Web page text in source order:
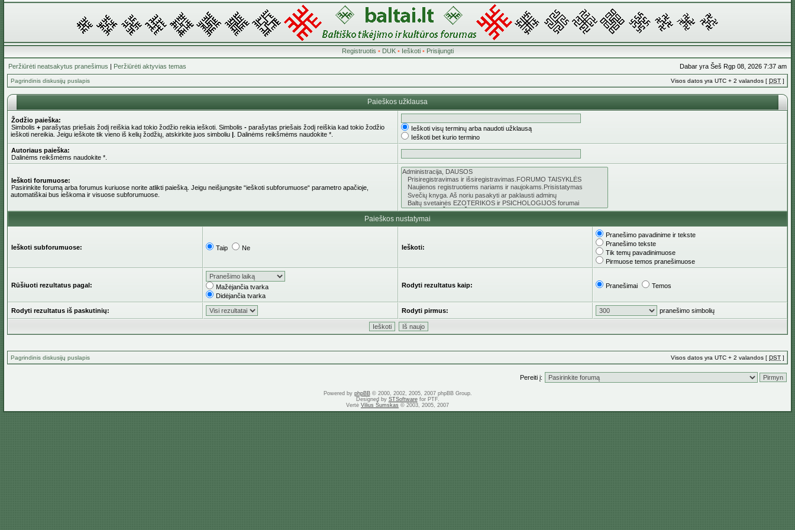
Registruotis • DUK• Ieškoti• Prisijungti
Peržiūrėti neatsakytus pranešimus | Peržiūrėti aktyvias temas Dabar yra Šeš Rgp 08, 2026 7:37 am
Pagrindinis diskusijų puslapis Visos datos yra UTC + 2 valandos [ DST ]
Paieškos užklausa
Žodžio paieška:
Simbolis + parašytas priešais žodį reiškia kad tokio žodžio reikia ieškoti. Simbolis - parašytas priešais žodį reiškia kad tokio žodžio
ieškoti nereikia. Jeigu ieškote tik vieno iš kelių žodžių, atskirkite juos simboliu | . Dalinėms reikšmėms naudokite *.
Ieškoti visų terminų arba naudoti užklausą
Ieškoti bet kurio termino
Autoriaus paieška:
Dalinėms reikšmėms naudokite *.
Ieškoti forumuose:
Pasirinkite forumą arba forumus kuriuose norite atlikti paiešką. Jeigu neišjungsite “ieškoti subforumuose“ parametro apačioje,
automatiškai bus ieškoma ir visuose subforumuose.
Paieškos nustatymai
Ieškoti subforumuose: Taip Ne Ieškoti:
Pranešimo pavadinime ir tekste
Pranešimo tekste
Tik temų pavadinimuose
Pirmuose temos pranešimuose
Rūšiuoti rezultatus pagal:
Mažėjančia tvarka
Didėjančia tvarka
Rodyti rezultatus kaip: Pranešimai Temos
Rodyti rezultatus iš paskutinių: Rodyti pirmus: pranešimo simbolių
Pagrindinis diskusijų puslapis Visos datos yra UTC + 2 valandos [ DST ]
Pereiti į:
Powered by phpBB© 2000, 2002, 2005, 2007 phpBB Group.
Designed by STSoftwarefor PTF.
Vertė Vilius Šumskas © 2003, 2005, 2007